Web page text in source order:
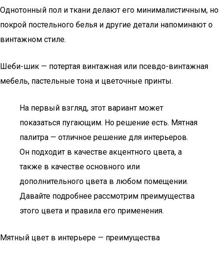
Однотонный пол и ткани делают его минималистичным, но
покрой постельного белья и другие детали напоминают о
винтажном стиле.
Шеби-шик — потертая винтажная или псевдо-винтажная
мебель, пастельные тона и цветочные принты.
На первый взгляд, этот вариант может
показаться пугающим. Но решение есть. Мятная
палитра — отличное решение для интерьеров.
Он подходит в качестве акцентного цвета, а
также в качестве основного или
дополнительного цвета в любом помещении.
Давайте подробнее рассмотрим преимущества
этого цвета и правила его применения.
Мятный цвет в интерьере — преимущества